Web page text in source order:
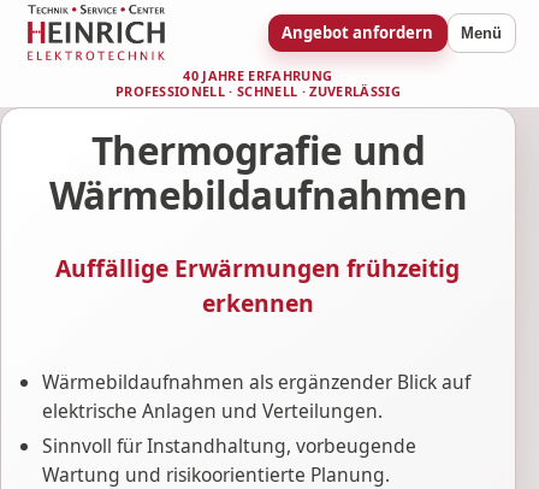
Menü
40 JAHRE ERFAHRUNG
PROFESSIONELL · SCHNELL · ZUVERLÄSSIG
Angebot anfordern
Thermografie und
Wärmebildaufnahmen
Auffällige Erwärmungen frühzeitig
erkennen
Wärmebildaufnahmen als ergänzender Blick auf
elektrische Anlagen und Verteilungen.
Sinnvoll für Instandhaltung, vorbeugende
Wartung und risikoorientierte Planung.